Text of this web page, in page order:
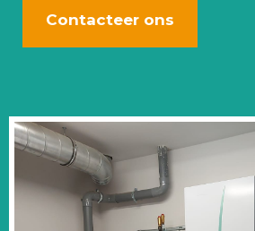
Contacteer ons